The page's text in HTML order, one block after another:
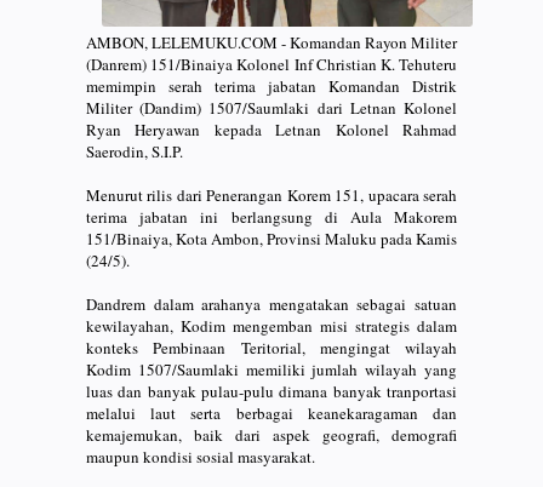
AMBON, LELEMUKU.COM - Komandan Rayon Militer
(Danrem) 151/Binaiya Kolonel Inf Christian K. Tehuteru
memimpin serah terima jabatan Komandan Distrik
Militer (Dandim) 1507/Saumlaki dari Letnan Kolonel
Ryan Heryawan kepada Letnan Kolonel Rahmad
Saerodin, S.I.P.
Menurut rilis dari Penerangan Korem 151, upacara serah
terima jabatan ini berlangsung di Aula Makorem
151/Binaiya, Kota Ambon, Provinsi Maluku pada Kamis
(24/5).
Dandrem dalam arahanya mengatakan sebagai satuan
kewilayahan, Kodim mengemban misi strategis dalam
konteks Pembinaan Teritorial, mengingat wilayah
Kodim 1507/Saumlaki memiliki jumlah wilayah yang
luas dan banyak pulau-pulu dimana banyak tranportasi
melalui laut serta berbagai keanekaragaman dan
kemajemukan, baik dari aspek geografi, demografi
maupun kondisi sosial masyarakat.